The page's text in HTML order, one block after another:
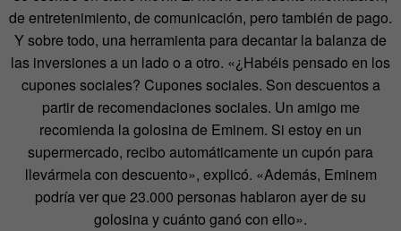
de entretenimiento, de comunicación, pero también de pago.
Y sobre todo, una herramienta para decantar la balanza de
las inversiones a un lado o a otro. «¿Habéis pensado en los
cupones sociales? Cupones sociales. Son descuentos a
partir de recomendaciones sociales. Un amigo me
recomienda la golosina de Eminem. Si estoy en un
supermercado, recibo automáticamente un cupón para
llevármela con descuento», explicó. «Además, Eminem
podría ver que 23.000 personas hablaron ayer de su
golosina y cuánto ganó con ello».